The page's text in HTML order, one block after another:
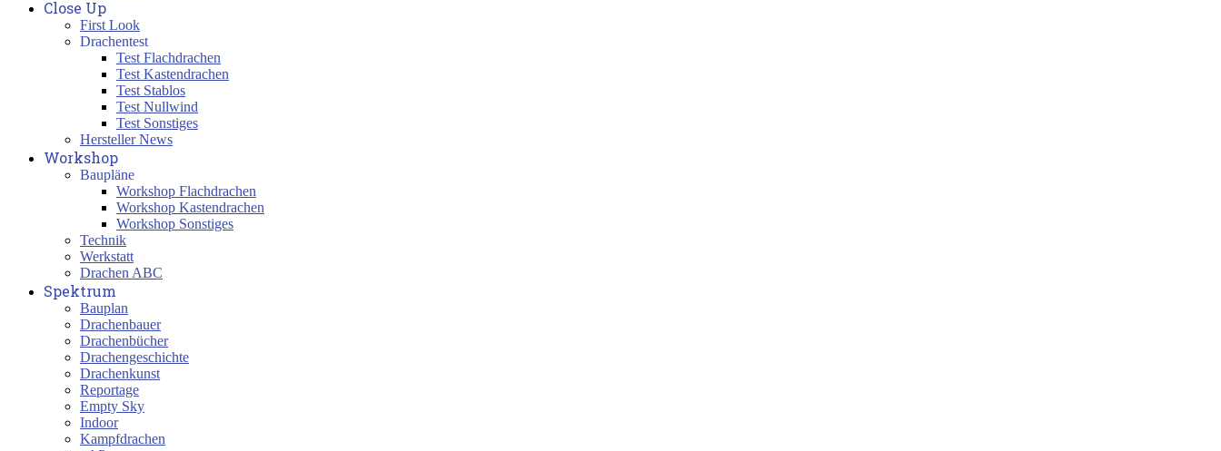
Close Up
First Look
Drachentest
Test Flachdrachen
Test Kastendrachen
Test Stablos
Test Nullwind
Test Sonstiges
Hersteller News
Workshop
Baupläne
Workshop Flachdrachen
Workshop Kastendrachen
Workshop Sonstiges
Technik
Werkstatt
Drachen ABC
Spektrum
Bauplan
Drachenbauer
Drachenbücher
Drachengeschichte
Drachenkunst
Reportage
Empty Sky
Indoor
Kampfdrachen